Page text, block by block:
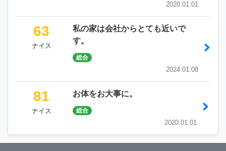
2020.01.01
63
ナイス
私の家は会社からとても近いで
す。
総合
2024.01.08
81
ナイス
お体をお大事に。
総合
2020.01.01